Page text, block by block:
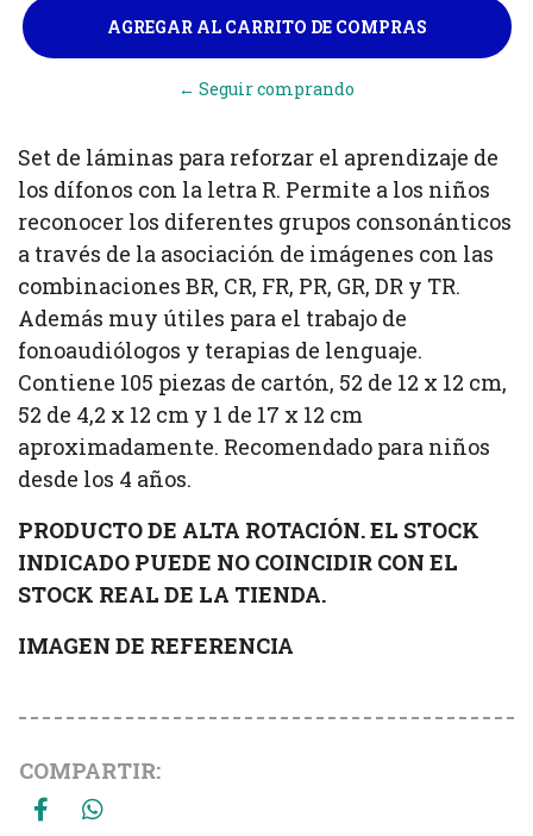
← Seguir comprando
Set de láminas para reforzar el aprendizaje de
los dífonos con la letra R. Permite a los niños
reconocer los diferentes grupos consonánticos
a través de la asociación de imágenes con las
combinaciones BR, CR, FR, PR, GR, DR y TR.
Además muy útiles para el trabajo de
fonoaudiólogos y terapias de lenguaje.
Contiene 105 piezas de cartón, 52 de 12 x 12 cm,
52 de 4,2 x 12 cm y 1 de 17 x 12 cm
aproximadamente. Recomendado para niños
desde los 4 años.
PRODUCTO DE ALTA ROTACIÓN. EL STOCK
INDICADO PUEDE NO COINCIDIR CON EL
STOCK REAL DE LA TIENDA.
IMAGEN DE REFERENCIA
COMPARTIR: